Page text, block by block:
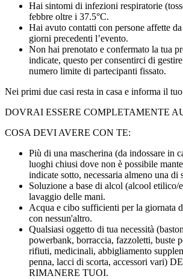
Hai sintomi di infezioni respiratorie
febbre oltre i 37.5°C.
Hai avuto contatti con persone affette
giorni precedenti l’evento.
Non hai prenotato e confermato la tua
indicate, questo per consentirci di
numero limite di partecipanti fissato.
Nei primi due casi resta in casa e informa il
DOVRAI ESSERE COMPLETAMENTE
COSA DEVI AVERE CON TE:
Più di una mascherina (da indossare in
luoghi chiusi dove non è possibile
indicate sotto, necessaria almeno una di
Soluzione a base di alcol (alcool etilico/
lavaggio delle mani.
Acqua e cibo sufficienti per la giornata
con nessun'altro.
Qualsiasi oggetto di tua necessità
powerbank, borraccia, fazzoletti, buste
rifiuti, medicinali, abbigliamento
penna, lacci di scorta, accessori vari)
RIMANERE TUOI.